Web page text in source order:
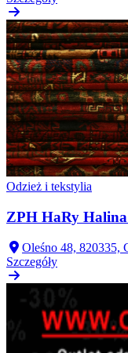
Odzież i tekstylia
ZPH HaRy
Oleśno 48, 820335,
Szczegóły